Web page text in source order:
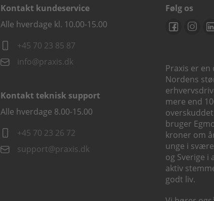
Kontakt kundeservice
Alle hverdage kl. 10.00-15.00
+45 70 23 85 87
info@praxis.dk
Kontakt teknisk support
Alle hverdage 8.00-15.00
+45 70 23 26 72
support@praxis.dk
Følg os
Praxis er en
Nordens
mere end
bruger
kroner om
unge i
og Sverige i
aktiv
godt liv.